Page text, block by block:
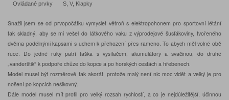
Ovládané prvky S, V, Klapky
Snažil jsem se od prvopočátku vymyslet větroň s elektropohonem pro sportovní létání
tak skladný, aby se mi vešel do látkového vaku z výprodejové šusťákoviny, tvořeného
dvěma podélnými kapsami s uchem k přehození přes rameno. To abych měl volné obě
ruce. Do jedné ruky patří taška s vysílačem, akumulátory a svačinou, do druhé
„vanderštik“ k podpoře chůze do kopce a po horských cestách a hřebenech.
Model musel být rozměrově tak akorát, protože malý není nic moc vidět a velký je pro
nošení po kopcích nešikovný.
Dále model musel mít profil pro velký rozsah rychlostí, a co je nejdůležitější, účinnou